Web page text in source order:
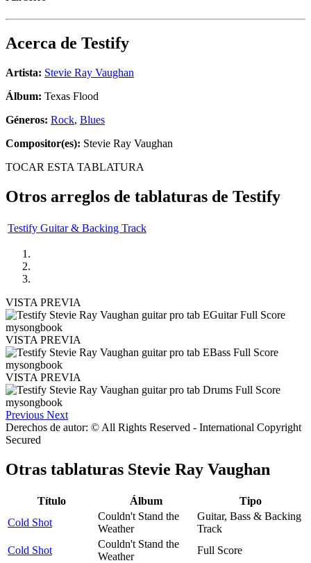
Acerca de Testify
Artista: Stevie Ray Vaughan
Álbum: Texas Flood
Géneros: Rock, Blues
Compositor(es): Stevie Ray Vaughan
TOCAR ESTA TABLATURA
Otros arreglos de tablaturas de Testify
Testify Guitar & Backing Track
VISTA PREVIA
VISTA PREVIA
VISTA PREVIA
Previous Next
Derechos de autor: © All Rights Reserved - International Copyright
Secured
Otras tablaturas Stevie Ray Vaughan
Título Álbum
Tipo
Cold Shot
Couldn't Stand the
Weather
Guitar, Bass & Backing
Track
Cold Shot
Couldn't Stand the
Weather
Full Score